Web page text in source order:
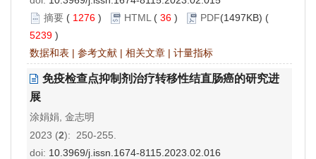
摘要 ( 1276 ) HTML ( 36 ) PDF(1497KB) (
5239 )
数据和表 | 参考文献 | 相关文章 | 计量指标
免疫检查点抑制剂治疗转移性结直肠癌的研究进
展
涂娟娟, 金志明
2023 (2): 250-255.
doi: 10.3969/j.issn.1674-8115.2023.02.016